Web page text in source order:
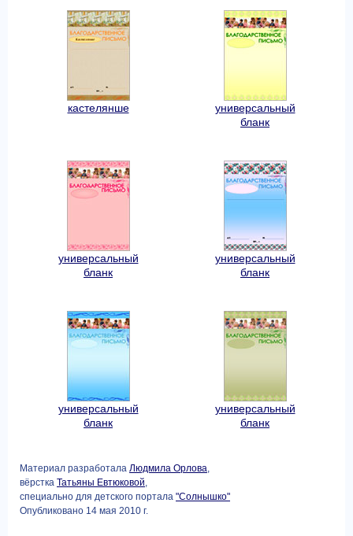
кастелянше
универсальный
бланк
универсальный
бланк
универсальный
бланк
универсальный
бланк
универсальный
бланк
Материал разработала Людмила Орлова,
вёрстка Татьяны Евтюковой,
специально для детского портала "Солнышко"
Опубликовано 14 мая 2010 г.